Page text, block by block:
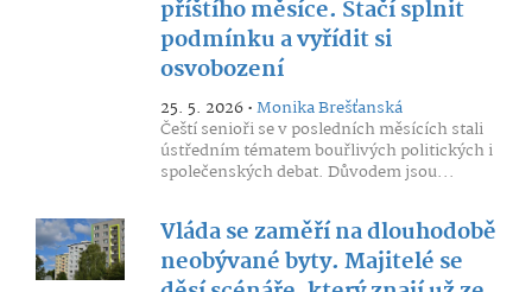
příštího měsíce. Stačí splnit
podmínku a vyřídit si
osvobození
25. 5. 2026 •Monika Brešťanská
Čeští senioři se v posledních měsících stali
ústředním tématem bouřlivých politických i
společenských debat. Důvodem jsou...
Vláda se zaměří na dlouhodobě
neobývané byty. Majitelé se